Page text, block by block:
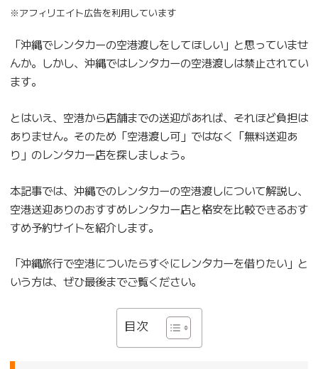
※アフィリエイト広告を利用しています
「沖縄でレンタカーの空港渡しをしてほしい」と思っていませ
んか。しかし、沖縄ではレンタカーの空港渡しは禁止されてい
ます。
とはいえ、空港から店舗までの送迎があれば、それほど負担は
ありません。そのため「空港渡し可」ではなく「無料送迎あ
り」のレンタカー店を探しましょう。
本記事では、沖縄でのレンタカーの空港渡しについて解説し、
空港送迎ありのおすすめレンタカー店と格安を比較できるおす
すめ予約サイトを紹介します。
「沖縄旅行で空港についたらすぐにレンタカーを借りたい」と
いう方は、ぜひ最後までご覧ください。
目次